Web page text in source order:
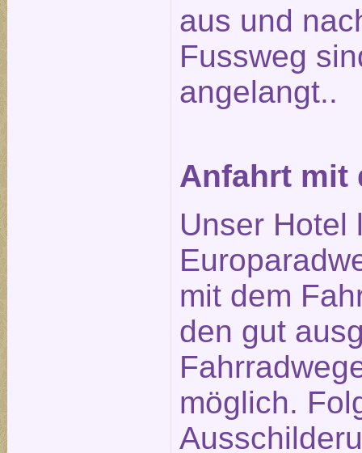
aus und
Fussweg
angelangt..
Anfahrt mit
Unser Hotel
mit dem
den gut
möglich.